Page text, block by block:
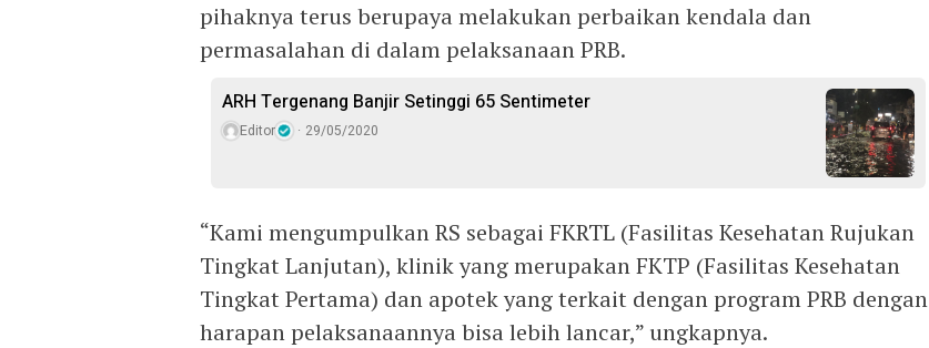
pihaknya terus berupaya melakukan perbaikan kendala dan
permasalahan di dalam pelaksanaan PRB.
ARH Tergenang Banjir Setinggi 65 Sentimeter
Editor 29/05/2020
“Kami mengumpulkan RS sebagai FKRTL (Fasilitas Kesehatan Rujukan
Tingkat Lanjutan), klinik yang merupakan FKTP (Fasilitas Kesehatan
Tingkat Pertama) dan apotek yang terkait dengan program PRB dengan
harapan pelaksanaannya bisa lebih lancar,” ungkapnya.